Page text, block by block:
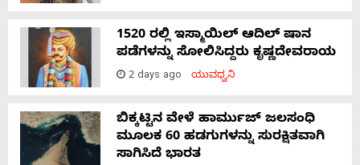
1520 ರಲ್ಲಿ ಇಸ್ಮಾಯಿಲ್ ಆದಿಲ್ ಷಾನ
ಪಡೆಗಳನ್ನು ಸೋಲಿಸಿದ್ದರು ಕೃಷ್ಣದೇವರಾಯ
2 days ago ಯುವಧ್ವನಿ
ಬಿಕ್ಕಟ್ಟಿನ ವೇಳೆ ಹಾರ್ಮುಜ್ ಜಲಸಂಧಿ
ಮೂಲಕ 60 ಹಡಗುಗಳನ್ನು ಸುರಕ್ಷಿತವಾಗಿ
ಸಾಗಿಸಿದೆ ಭಾರತ